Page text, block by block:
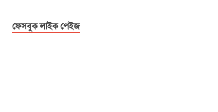
ফেসবুক লাইক পেইজ